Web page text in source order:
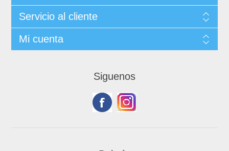
Servicio al cliente
Mi cuenta
Siguenos